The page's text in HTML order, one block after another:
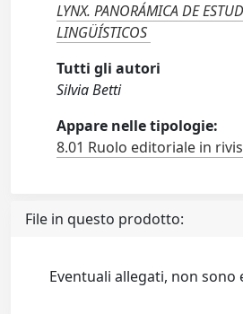
LYNX. PANORÁMICA DE
LINGÜÍSTICOS
Tutti gli autori
Silvia Betti
Appare nelle tipologie:
8.01 Ruolo editoriale in
File in questo prodotto:
Eventuali allegati, non sono